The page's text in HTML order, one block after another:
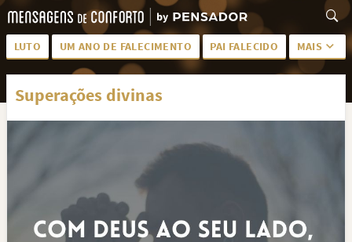
LUTO UM ANO DE FALECIMENTO PAI FALECIDO MAIS
LUTO PARA AMIGA PALAVRAS
SAUDADES DA MÃE
PÊSAMES PARA AMIGO
FRASES DE LUTO PARA AMIGO FIM DE NAMORO
TODAS AS CATEGORIAS
Superações divinas